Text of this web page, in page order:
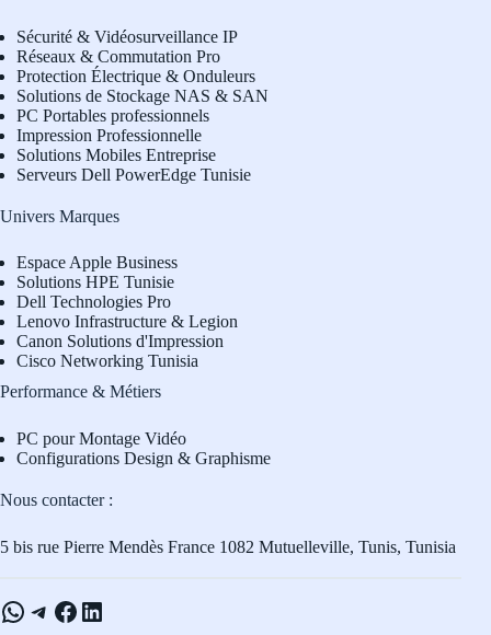
Sécurité & Vidéosurveillance IP
Réseaux & Commutation Pro
Protection Électrique & Onduleurs
Solutions de Stockage NAS & SAN
PC Portables professionnels
Impression Professionnelle
Solutions Mobiles Entreprise
Serveurs Dell PowerEdge Tunisie
Univers Marques
Espace Apple Business
Solutions HPE Tunisie
Dell Technologies Pro
Lenovo Infrastructure & Legion
Canon Solutions d'Impression
Cisco Networking Tunisia
Performance & Métiers
PC pour Montage Vidéo
Configurations Design & Graphisme
Nous contacter :
5 bis rue Pierre Mendès France 1082 Mutuelleville, Tunis, Tunisia
WhatsApp
Telegram
Facebook
LinkedIn